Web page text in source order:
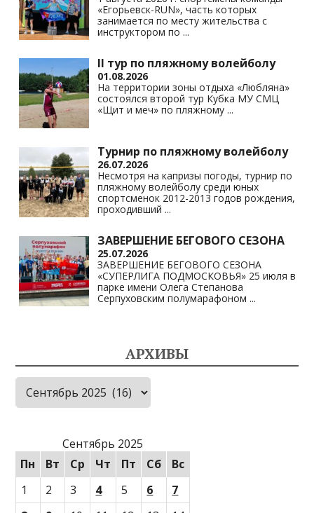
«Егорьевск-RUN», часть которых
занимается по месту жительства с
инструктором по ...
II тур по пляжному волейболу
01.08.2026
На территории зоны отдыха «Любляна»
состоялся второй тур Кубка МУ СМЦ
«Щит и меч» по пляжному ...
Турнир по пляжному волейболу
26.07.2026
Несмотря на капризы погоды, турнир по
пляжному волейболу среди юных
спортсменок 2012-2013 годов рождения,
проходивший ...
ЗАВЕРШЕНИЕ БЕГОВОГО СЕЗОНА
25.07.2026
ЗАВЕРШЕНИЕ БЕГОВОГО СЕЗОНА
«СУПЕРЛИГА ПОДМОСКОВЬЯ» 25 июля в
парке имени Олега Степанова
Серпуховским полумарафоном ...
АРХИВЫ
Архивы
Сентябрь 2025
Пн
Вт Ср Чт Пт Сб
Вс
1
2 3 4 5 6
7